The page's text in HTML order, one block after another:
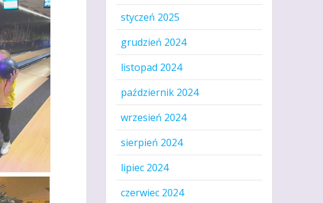
styczeń 2025
grudzień 2024
listopad 2024
październik 2024
wrzesień 2024
sierpień 2024
lipiec 2024
czerwiec 2024